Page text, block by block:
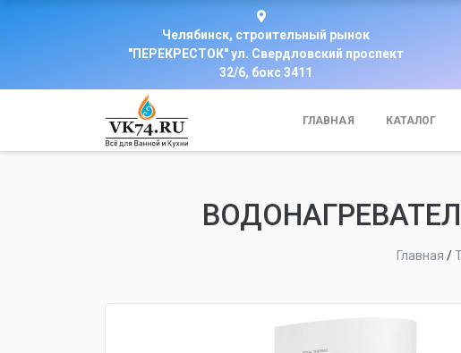
Челябинск, строительный рынок
"ПЕРЕКРЕСТОК" ул. Свердловский проспект
32/6, бокс 3411
ГЛАВНАЯ КАТАЛОГ
ВОДОНАГРЕВАТЕЛЬ
Главная /